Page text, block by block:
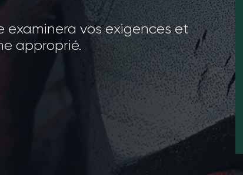
examinera vos exigences et
approprié.